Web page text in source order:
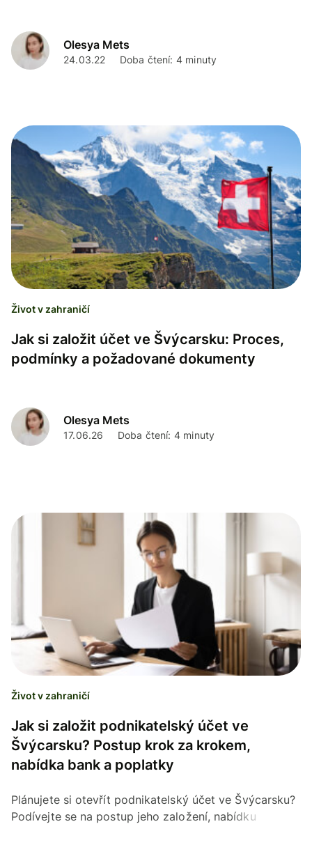
Olesya Mets
24.03.22 Doba čtení: 4 minuty
Život v zahraničí
Jak si založit účet ve Švýcarsku: Proces,
podmínky a požadované dokumenty
Olesya Mets
17.06.26 Doba čtení: 4 minuty
Život v zahraničí
Jak si založit podnikatelský účet ve
Švýcarsku? Postup krok za krokem,
nabídka bank a poplatky
Plánujete si otevřít podnikatelský účet ve Švýcarsku?
Podívejte se na postup jeho založení, nabídku